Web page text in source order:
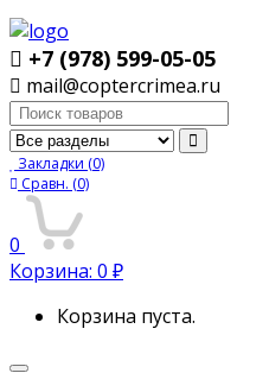
+7 (978) 599-05-05
mail@coptercrimea.ru
Поиск:
Закладки (0)
Сравн. (0)
0
Корзина: 0 ₽
Корзина пуста.
Переключить